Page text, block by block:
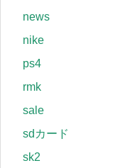
news
nike
ps4
rmk
sale
sdカード
sk2